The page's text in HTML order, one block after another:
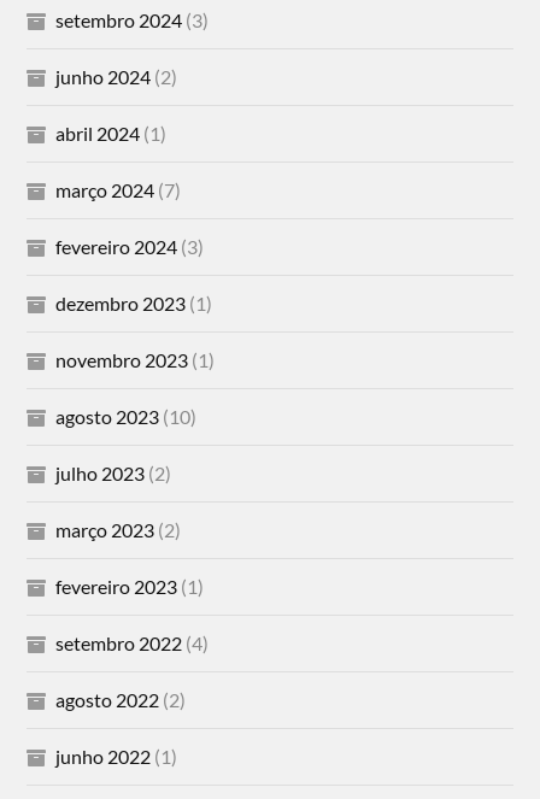
setembro 2024 (3)
junho 2024 (2)
abril 2024 (1)
março 2024 (7)
fevereiro 2024 (3)
dezembro 2023 (1)
novembro 2023 (1)
agosto 2023 (10)
julho 2023 (2)
março 2023 (2)
fevereiro 2023 (1)
setembro 2022 (4)
agosto 2022 (2)
junho 2022 (1)